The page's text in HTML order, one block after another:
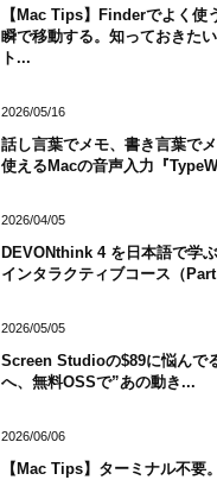
【Mac Tips】Finderでよく使
瞬で移動する。知っておきた
ト...
2026/05/16
話し言葉でメモ、書き言葉で
使えるMacの音声入力『
2026/04/05
DEVONthink 4 を日本語で学
インタラクティブコース（
2026/05/05
Screen Studioの$89に悩んで
へ、無料OSSで”あの動き...
2026/06/06
【Mac Tips】ターミナル不要